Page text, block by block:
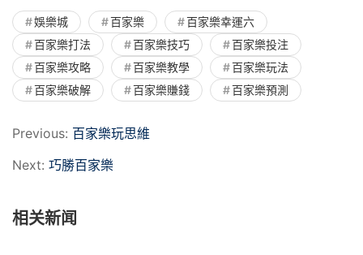
娛樂城 百家樂
百家樂幸運六
百家樂打法
百家樂技巧
百家樂投注
百家樂攻略
百家樂教學
百家樂玩法
百家樂破解
百家樂賺錢 百家樂預測
Previous: 百家樂玩思維
Next: 巧勝百家樂
相关新闻